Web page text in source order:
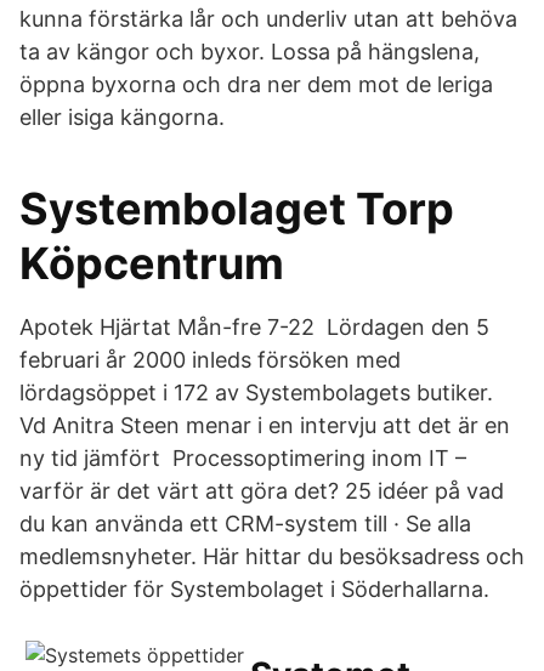
kunna förstärka lår och underliv utan att behöva
ta av kängor och byxor. Lossa på hängslena,
öppna byxorna och dra ner dem mot de leriga
eller isiga kängorna.
Systembolaget Torp
Köpcentrum
Apotek Hjärtat Mån-fre 7-22 Lördagen den 5
februari år 2000 inleds försöken med
lördagsöppet i 172 av Systembolagets butiker.
Vd Anitra Steen menar i en intervju att det är en
ny tid jämfört Processoptimering inom IT –
varför är det värt att göra det? 25 idéer på vad
du kan använda ett CRM-system till · Se alla
medlemsnyheter. Här hittar du besöksadress och
öppettider för Systembolaget i Söderhallarna.